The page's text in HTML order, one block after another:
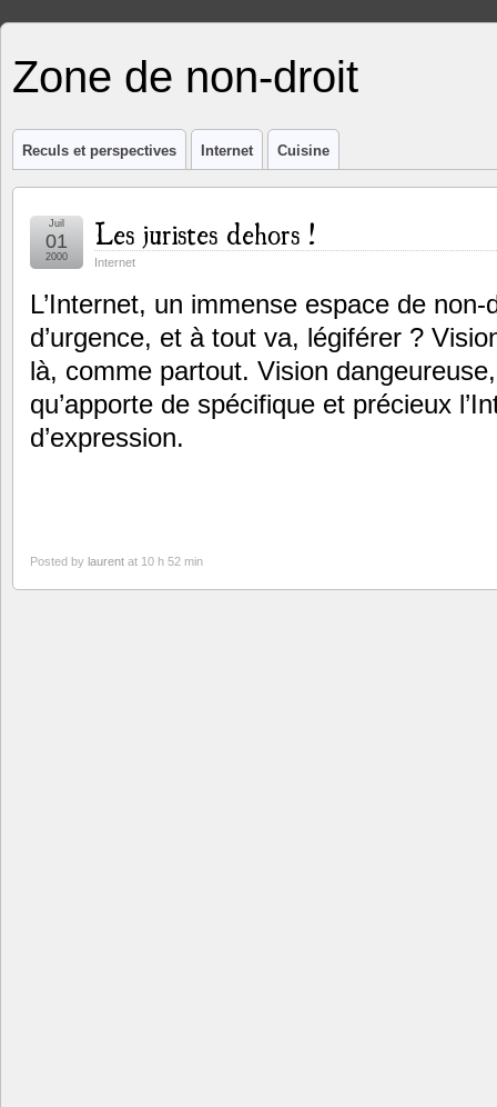
Zone de non-droit
Reculs et perspectives Internet Cuisine
Les juristes dehors !
Internet
Juil
01
2000
L’Internet, un immense espace de
d’urgence, et à tout va, légiférer ?
là, comme partout. Vision
qu’apporte de spécifique et précieux
d’expression.
Posted by laurent at 10 h 52 min